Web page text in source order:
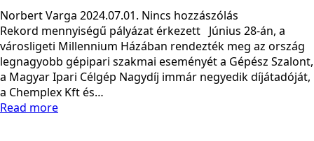
Norbert Varga 2024.07.01. Nincs hozzászólás
Rekord mennyiségű pályázat érkezett Június 28-án, a
városligeti Millennium Házában rendezték meg az ország
legnagyobb gépipari szakmai eseményét a Gépész Szalont,
a Magyar Ipari Célgép Nagydíj immár negyedik díjátadóját,
a Chemplex Kft és…
Read more